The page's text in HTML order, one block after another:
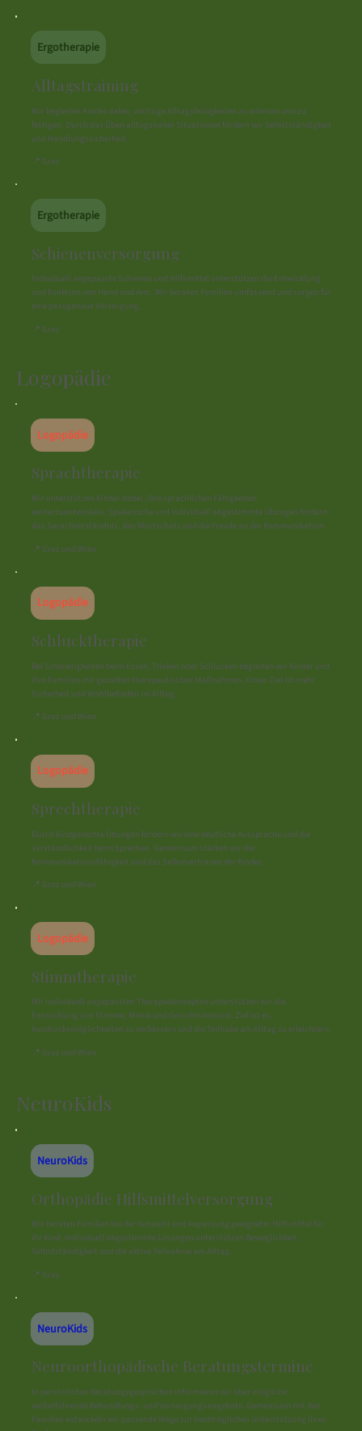
Ergotherapie
Alltagstraining
Wir begleiten Kinder dabei, wichtige Alltagsfertigkeiten zu erlernen und zu
festigen. Durch das Üben alltagsnaher Situationen fördern wir Selbstständigkeit
und Handlungssicherheit.
📍 Graz
Ergotherapie
Schienenversorgung
Individuell angepasste Schienen und Hilfsmittel unterstützen die Entwicklung
und Funktion von Hand und Arm. Wir beraten Familien umfassend und sorgen für
eine passgenaue Versorgung.
📍 Graz
Logopädie
Logopädie
Sprachtherapie
Wir unterstützen Kinder dabei, ihre sprachlichen Fähigkeiten
weiterzuentwickeln. Spielerische und individuell abgestimmte Übungen fördern
das Sprachverständnis, den Wortschatz und die Freude an der Kommunikation.
📍 Graz und Wien
Logopädie
Schlucktherapie
Bei Schwierigkeiten beim Essen, Trinken oder Schlucken begleiten wir Kinder und
ihre Familien mit gezielten therapeutischen Maßnahmen. Unser Ziel ist mehr
Sicherheit und Wohlbefinden im Alltag.
📍 Graz und Wien
Logopädie
Sprechtherapie
Durch kindgerechte Übungen fördern wir eine deutliche Aussprache und die
Verständlichkeit beim Sprechen. Gemeinsam stärken wir die
Kommunikationsfähigkeit und das Selbstvertrauen der Kinder.
📍 Graz und Wien
Logopädie
Stimmtherapie
Mit individuell angepassten Therapiekonzepten unterstützen wir die
Entwicklung von Stimme, Mimik und Gesichtsmotorik. Ziel ist es,
Ausdrucksmöglichkeiten zu verbessern und die Teilhabe am Alltag zu erleichtern.
📍 Graz und Wien
NeuroKids
NeuroKids
Orthopädie Hilfsmittelversorgung
Wir beraten Familien bei der Auswahl und Anpassung geeigneter Hilfsmittel für
ihr Kind. Individuell abgestimmte Lösungen unterstützen Beweglichkeit,
Selbstständigkeit und die aktive Teilnahme am Alltag.
📍 Graz
NeuroKids
Neuroorthopädische Beratungstermine
In persönlichen Beratungsgesprächen informieren wir über mögliche
weiterführende Behandlungs- und Versorgungsangebote. Gemeinsam mit den
Familien entwickeln wir passende Wege zur bestmöglichen Unterstützung ihres